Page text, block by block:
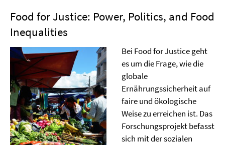
Food for Justice: Power, Politics, and Food
Inequalities
Bei Food for Justice geht
es um die Frage, wie die
globale
Ernährungssicherheit auf
faire und ökologische
Weise zu erreichen ist. Das
Forschungsprojekt befasst
sich mit der sozialen